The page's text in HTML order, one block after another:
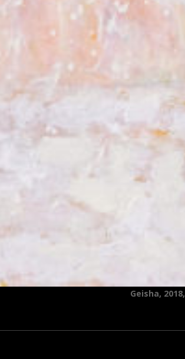
Geisha, 2018,